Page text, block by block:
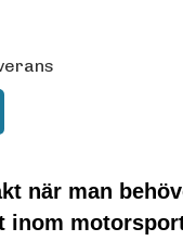
när man
inom